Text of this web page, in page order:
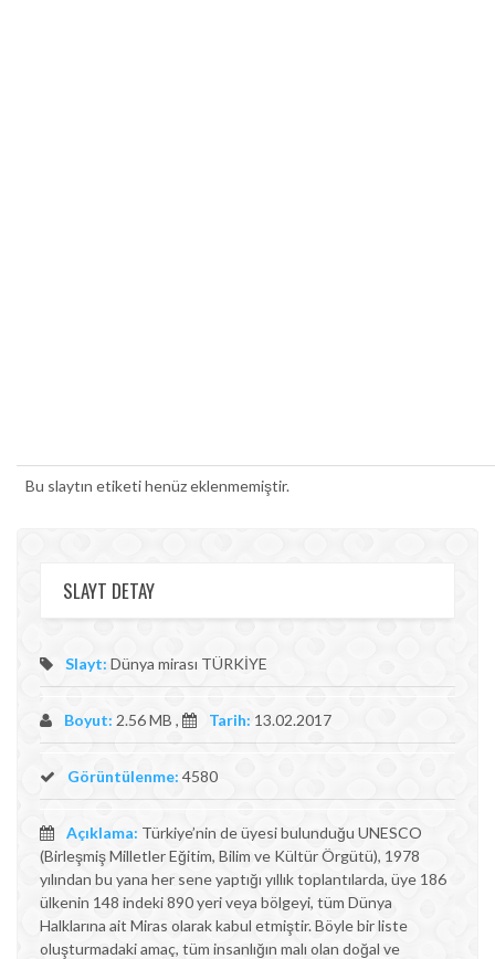
Bu slaytın etiketi henüz eklenmemiştir.
SLAYT DETAY
Slayt: Dünya mirası TÜRKİYE
Boyut: 2.56 MB , Tarih: 13.02.2017
Görüntülenme: 4580
Açıklama: Türkiye’nin de üyesi bulunduğu UNESCO
(Birleşmiş Milletler Eğitim, Bilim ve Kültür Örgütü), 1978
yılından bu yana her sene yaptığı yıllık toplantılarda, üye 186
ülkenin 148 indeki 890 yeri veya bölgeyi, tüm Dünya
Halklarına ait Miras olarak kabul etmiştir. Böyle bir liste
oluşturmadaki amaç, tüm insanlığın malı olan doğal ve